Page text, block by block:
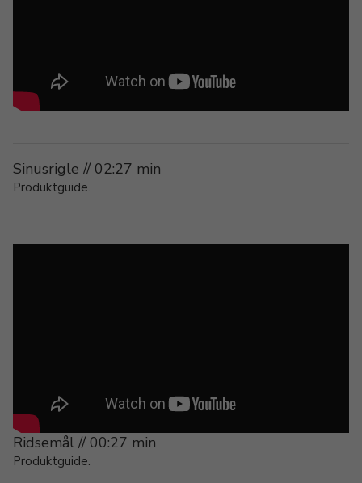
Sinusrigle // 02:27 min
Produktguide.
Ridsemål // 00:27 min
Produktguide.